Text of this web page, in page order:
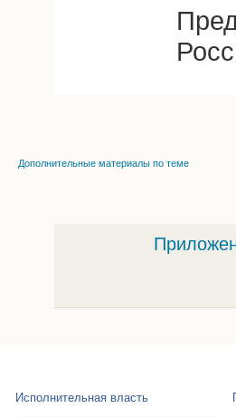
Дополнительные материалы по теме
Исполнительная власть